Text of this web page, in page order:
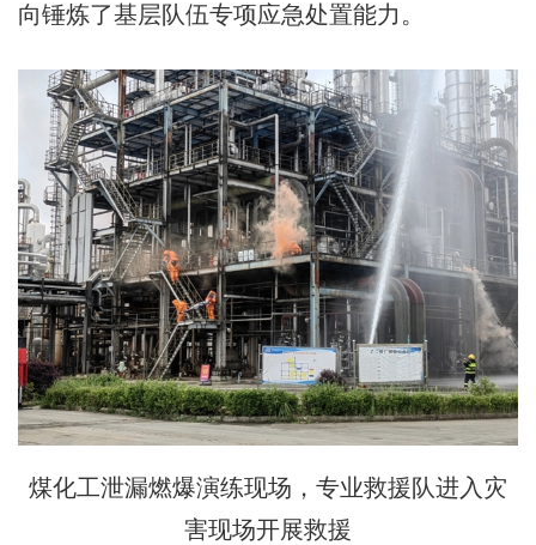
向锤炼了基层队伍专项应急处置能力。
煤化工泄漏燃爆演练现场，专业救援队进入灾
害现场开展救援